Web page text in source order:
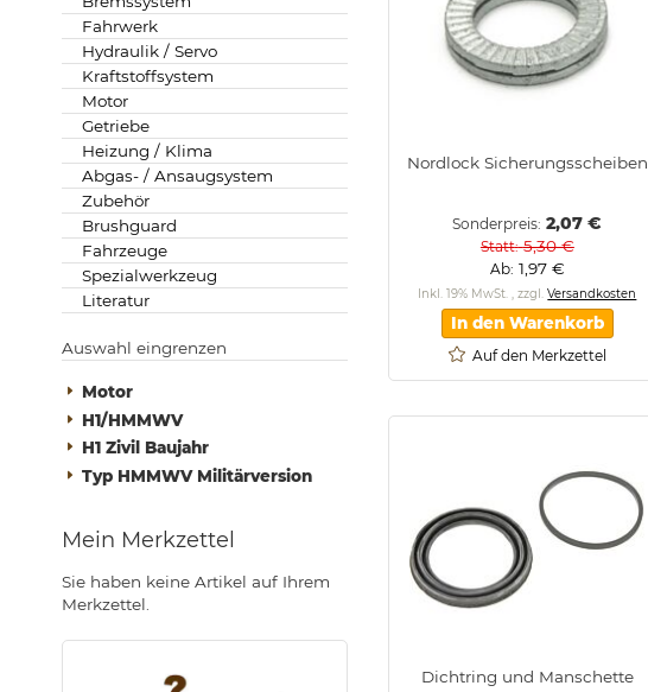
Nordlock Sicherungsscheiben
Sonderpreis 2,07 €
Statt 5,30 €
Ab 1,97 €
Inkl. 19% MwSt.,zzgl.Versandkosten
In den Warenkorb
Auf den Merkzettel
Dichtring und Manschette
Fahrwerk
Hydraulik / Servo
Kraftstoffsystem
Motor
Getriebe
Heizung / Klima
Abgas- / Ansaugsystem
Zubehör
Brushguard
Fahrzeuge
Spezialwerkzeug
Literatur
Auswahl eingrenzen
Motor
H1/HMMWV
H1 Zivil Baujahr
Typ HMMWV Militärversion
Mein Merkzettel
Sie haben keine Artikel auf Ihrem
Merkzettel.